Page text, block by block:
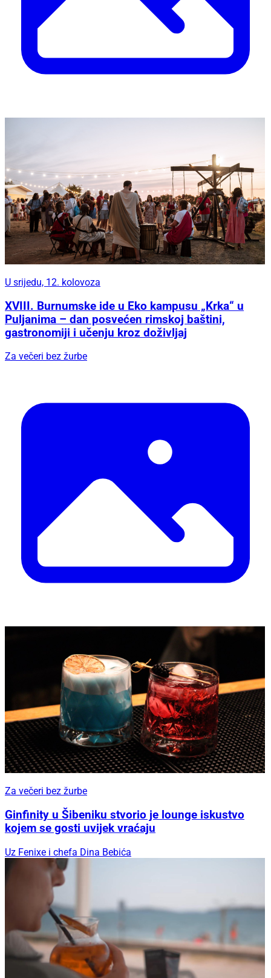
U srijedu, 12. kolovoza
XVIII. Burnumske ide u Eko kampusu „Krka“ u
Puljanima – dan posvećen rimskoj baštini,
gastronomiji i učenju kroz doživljaj
Za večeri bez žurbe
Za večeri bez žurbe
Ginfinity u Šibeniku stvorio je lounge iskustvo
kojem se gosti uvijek vraćaju
Uz Fenixe i chefa Dina Bebića